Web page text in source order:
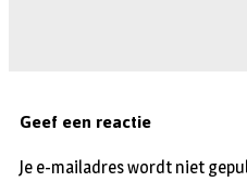
Geef een reactie
Je e-mailadres wordt niet